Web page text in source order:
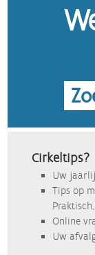
Cirkeltips?
Uw
Tips op
Online
Uw